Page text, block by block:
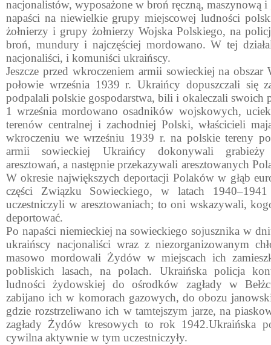
nacjonalistów, wyposażone w broń ręczną, maszynową
napaści na niewielkie grupy miejscowej ludności
żołnierzy i gru­py żołnierzy Wojska Polskiego, na
broń, mundury i najczęściej mordowano. W tej
nacjona­liści, i komuniści ukraińscy.
Jeszcze przed wkroczeniem armii sowieckiej na obszar
połowie września 1939 r. Ukraińcy dopuszczali się
podpalali polskie gospodarstwa, bili i okaleczali swoich
1 września mordowano osadników wojskowych,
tere­nów centralnej i zachodniej Polski, właścicieli
wkro­czeniu we wrześniu 1939 r. na polskie tereny
armii sowieckiej Ukraińcy dokonywali
aresztowań, a następ­nie przekazywali aresztowanych
W okresie największych deportacji Polaków w głąb
części Związku So­wieckiego, w latach
uczestniczyli w aresztowaniach; to oni wskazywali,
deportować.
Po napaści niemieckiej na sowieckiego sojusznika w
ukraińscy nacjonaliści wraz z niezorganizowanym
masowo mordowali Żydów w miejscach ich
pobliskich lasach, na polach. Ukraińska policja
ludności żydows­kiej do ośrodków zagłady w
zabijano ich w komorach gazowych, do obozu
gdzie rozstrzeliwano ich w tamtejszym jarze, na
zagłady Żydów kresowych to rok 1942.Ukraińska
cywilna aktywnie w tym uczestniczyły.